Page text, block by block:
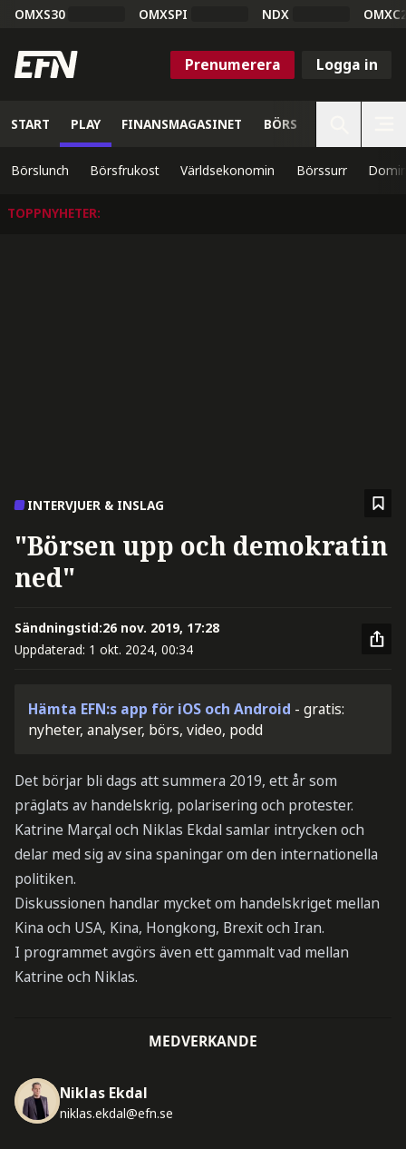
OMXS30 OMXSPI NDX
Prenumerera Logga in
START PLAY FINANSMAGASINET BÖRS
Börslunch Börsfrukost Världsekonomin Börssurr
TOPPNYHETER:
INTERVJUER & INSLAG
"Börsen upp och demokratin
ned"
Sändningstid:26 nov. 2019, 17:28
Uppdaterad: 1 okt. 2024, 00:34
Hämta EFN:s app för iOS och Android - gratis:
nyheter, analyser, börs, video, podd
Det börjar bli dags att summera 2019, ett år som
präglats av handelskrig, polarisering och protester.
Katrine Marçal och Niklas Ekdal samlar intrycken och
delar med sig av sina spaningar om den internationella
politiken.
Diskussionen handlar mycket om handelskriget mellan
Kina och USA, Kina, Hongkong, Brexit och Iran.
I programmet avgörs även ett gammalt vad mellan
Katrine och Niklas.
MEDVERKANDE
Niklas Ekdal
niklas.ekdal@efn.se